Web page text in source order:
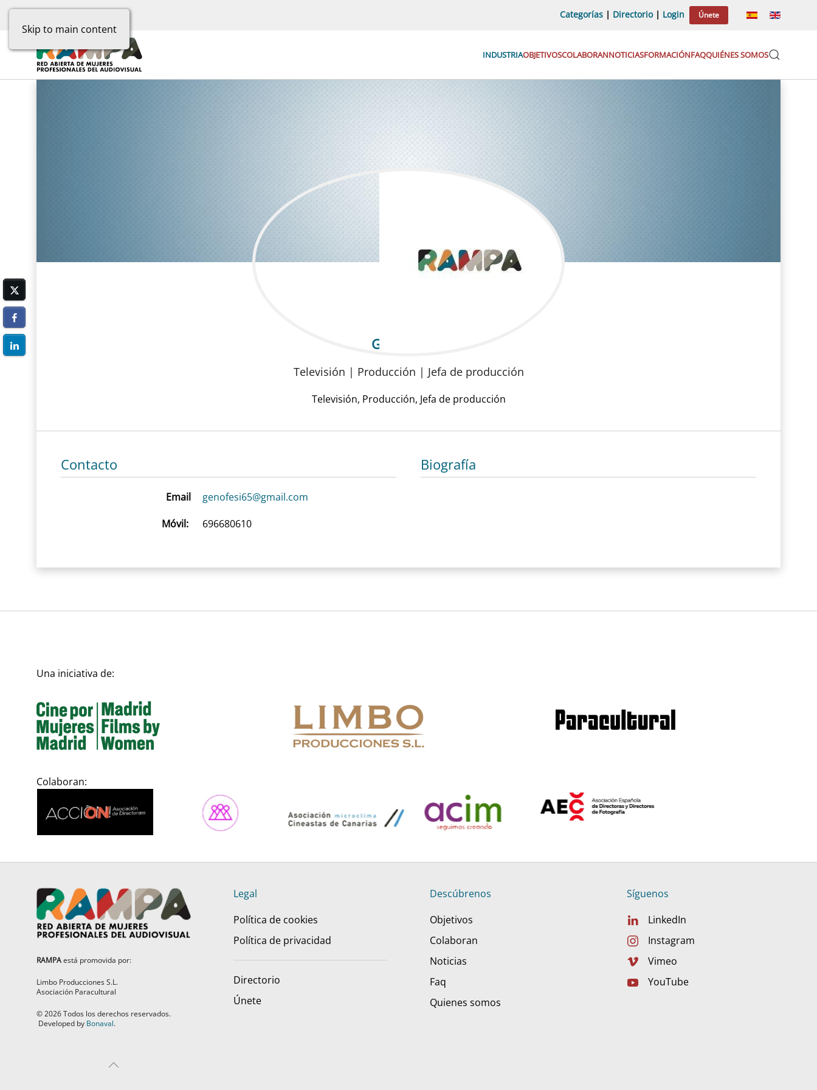
Skip to main content
Categorías | Directorio| Login Únete
INDUSTRIAOBJETIVOSCOLABORANNOTICIASFORMACIÓNFAQQUIÉNES SOMOS
Geno Ferrer
Televisión | Producción | Jefa de producción
Televisión, Producción, Jefa de producción
Contacto
Email
genofesi65@gmail.com
Móvil:
696680610
Biografía
Una iniciativa de:
Colaboran:
Legal
Política de cookies
Política de privacidad
Directorio
Únete
Descúbrenos
Objetivos
Colaboran
Noticias
Faq
Quienes somos
Síguenos
LinkedIn
Instagram
Vimeo
YouTube
RAMPAestá promovida por:
Limbo Producciones S.L.
Asociación Paracultural
©2026Todos los derechos reservados.
Developed by Bonaval.